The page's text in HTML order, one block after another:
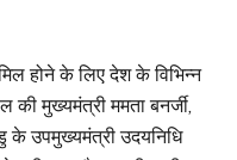
होने के लिए देश के विभिन्न
की मुख्यमंत्री ममता बनर्जी,
के उपमुख्यमंत्री उदयनिधि